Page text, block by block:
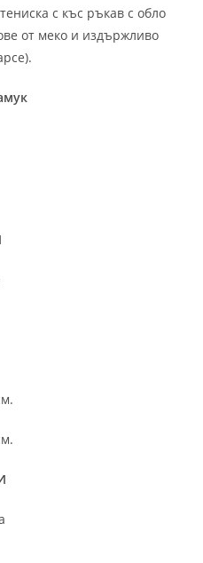
с къс ръкав с обло
от меко и издържливо